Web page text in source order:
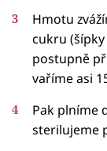
Hmotu
cukru
postupně
vaříme asi
Pak plníme
sterilujeme